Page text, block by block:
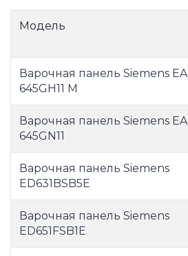
Модель
Варочная панель Siemens EA
645GH11 M
Варочная панель Siemens EA
645GN11
Варочная панель Siemens
ED631BSB5E
Варочная панель Siemens
ED651FSB1E